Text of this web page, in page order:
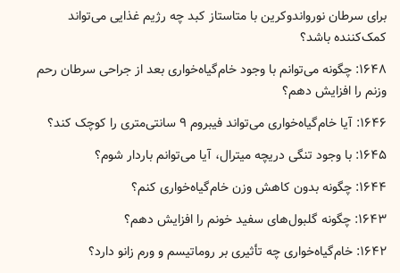
برای سرطان نورواندوکرین با متاستاز کبد چه رژیم غذایی می‌تواند
کمک‌کننده باشد؟
۱۶۴۸: چگونه می‌توانم با وجود خام‌گیاه‌خواری بعد از جراحی سرطان رحم
وزنم را افزایش دهم؟
۱۶۴۶: آیا خام‌گیاه‌خواری می‌تواند فیبروم ۹ سانتی‌متری را کوچک کند؟
۱۶۴۵: با وجود تنگی دریچه میترال، آیا می‌توانم باردار شوم؟
۱۶۴۴: چگونه بدون کاهش وزن خام‌گیاه‌خواری کنم؟
۱۶۴۳: چگونه گلبول‌های سفید خونم را افزایش دهم؟
۱۶۴۲: خام‌گیاه‌خواری چه تأثیری بر روماتیسم و ورم زانو دارد؟